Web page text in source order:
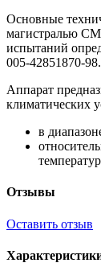
Основные
магистралью
испытаний
005-42851870-98.
Аппарат
климатических
в
Отзывы
Оставить отзыв